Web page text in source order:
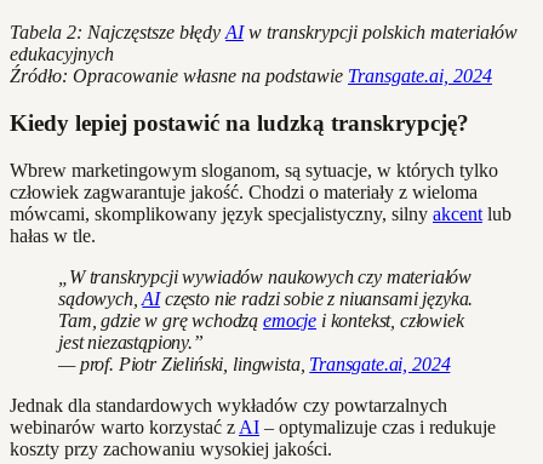
Tabela 2: Najczęstsze błędy AIw transkrypcji polskich materiałów
edukacyjnych
Źródło: Opracowanie własne na podstawie Transgate.ai, 2024
Kiedy lepiej postawić na ludzką transkrypcję?
Wbrew marketingowym sloganom, są sytuacje, w których tylko
człowiek zagwarantuje jakość. Chodzi o materiały z wieloma
mówcami, skomplikowany język specjalistyczny, silny akcent lub
hałas w tle.
„W transkrypcji wywiadów naukowych czy materiałów
sądowych,AIczęsto nie radzi sobie z niuansami języka.
Tam, gdzie w grę wchodzą emocje i kontekst, człowiek
jest niezastąpiony.”
— prof. Piotr Zieliński, lingwista, Transgate.ai, 2024
Jednak dla standardowych wykładów czy powtarzalnych
webinarów warto korzystać z AI – optymalizuje czas i redukuje
koszty przy zachowaniu wysokiej jakości.